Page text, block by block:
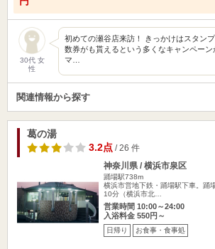
30代 女
性
初めての瀬谷店来訪！ きっかけはスタン
数券がも貰えるという多くなキャンペー
マ…
関連情報から探す
葛の湯
3.2点/ 26 件
神奈川県 / 横浜市泉区
踊場駅738m
横浜市営地下鉄・踊場駅下車。踊
10分（横浜市北…
営業時間 10:00～24:00
入浴料金 550円～
日帰り お食事・食事処